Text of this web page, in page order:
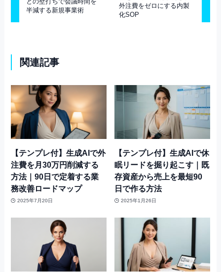
半減する新規事業術
外注費をゼロにする内製
化SOP
関連記事
【テンプレ付】生成AIで外
注費を月30万円削減する
方法｜90日で定着する業
務改善ロードマップ
2025年7月20日
【テンプレ付】生成AIで休
眠リードを掘り起こす｜既
存資産から売上を最短90
日で作る方法
2025年1月26日